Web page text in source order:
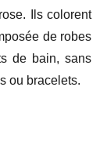
Ils colorent
de robes
de bain, sans
ou bracelets.